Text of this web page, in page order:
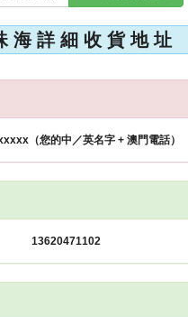
海 詳 細 收 貨 地 址